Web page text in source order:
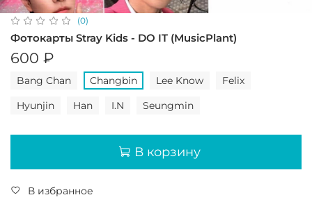
(0)
Фотокарты Stray Kids - DO IT (MusicPlant)
600 ₽
Bang Chan Changbin Lee Know Felix
Hyunjin Han I.N Seungmin
В корзину
В избранное